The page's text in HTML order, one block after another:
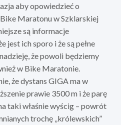
aby opowiedzieć o
Maratonu w Szklarskiej
są informacje
jest ich sporo i że są pełne
że powoli będziemy
w Bike Maratonie.
że dystans GIGA ma w
prawie 3500 m i że parę
taki właśnie wyścig – powrót
trochę „królewskich”